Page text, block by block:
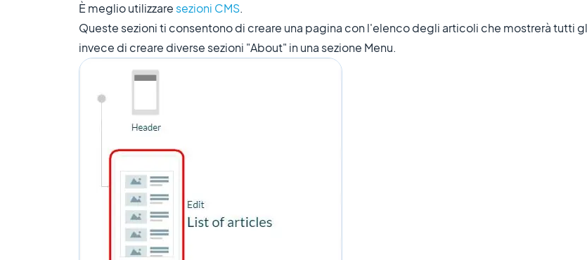
È meglio utilizzare sezioni CMS.
Queste sezioni ti consentono di creare una pagina con l'elenco degli articoli che mostrerà tutti
invece di creare diverse sezioni "About" in una sezione Menu.